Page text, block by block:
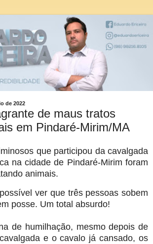
de 2022
de maus tratos
em Pindaré-Mirim/MA
que participou da cavalgada
na cidade de Pindaré-Mirim foram
animais.
ver que três pessoas sobem
posse. Um total absurdo!
de humilhação, mesmo depois de
e o cavalo já cansado, os